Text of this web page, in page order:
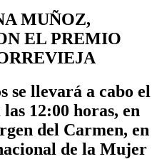
MUÑOZ,
EL PREMIO
se llevará a cabo el
12:00 horas, en
del Carmen, en
de la Mujer